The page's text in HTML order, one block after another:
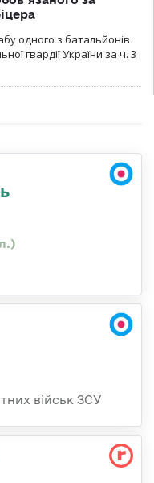
одного з батальйонів
гвардії України за ч. 3
військ ЗСУ